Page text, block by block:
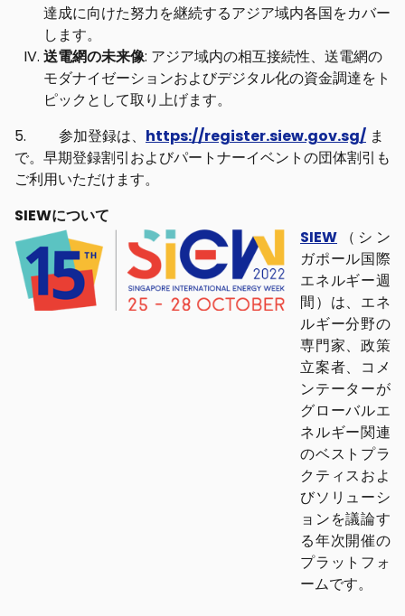
達成に向けた努力を継続するアジア域内各国をカバー
します。
送電網の未来像: アジア域内の相互接続性、送電網の
モダナイゼーションおよびデジタル化の資金調達をト
ピックとして取り上げます。
5. 参加登録は、 https://register.siew.gov.sg/ ま
で。早期登録割引およびパートナーイベントの団体割引も
ご利用いただけます。
SIEWについて
SIEW （シン
ガポール国際
エネルギー週
間）は、エネ
ルギー分野の
専門家、政策
立案者、コメ
ンテーターが
グローバルエ
ネルギー関連
のベストプラ
クティスおよ
びソリューシ
ョンを議論す
る年次開催の
プラットフォ
ームです。